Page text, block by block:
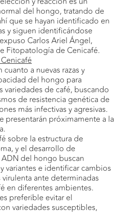
del hongo, tratando de
que se hayan identificado en
y siguen identificándose
Carlos Ariel Ángel,
Fitopatología de Cenicafé.
a nuevas razas y
del hongo para
variedades de café, buscando
de resistencia genética de
más infectivas y agresivas.
presentarán próximamente a la
sobre la estructura de
y el desarrollo de
del hongo buscan
variantes e identificar cambios
ante determinadas
en diferentes ambientes.
preferible evitar el
variedades susceptibles,